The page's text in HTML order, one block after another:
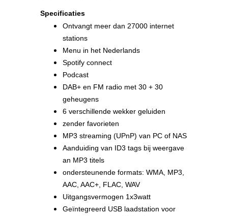
Specificaties
Ontvangt meer dan 27000 internet
stations
Menu in het Nederlands
Spotify connect
Podcast
DAB+ en FM radio met 30 + 30
geheugens
6 verschillende wekker geluiden
zender favorieten
MP3 streaming (UPnP) van PC of NAS
Aanduiding van ID3 tags bij weergave
an MP3 titels
ondersteunende formats: WMA, MP3,
AAC, AAC+, FLAC, WAV
Uitgangsvermogen 1x3watt
Geïntegreerd USB laadstation voor